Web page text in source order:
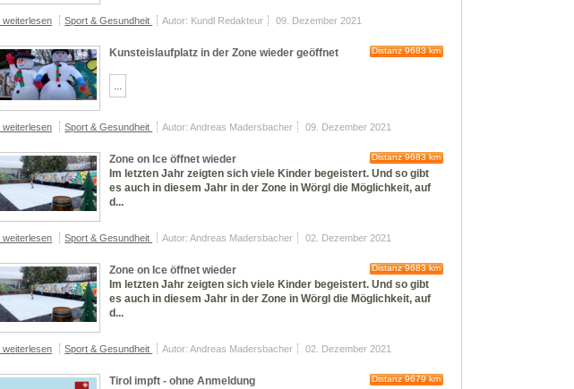
weiterlesen Sport & Gesundheit Autor: Kundl Redakteur 09. Dezember 2021
Kunsteislaufplatz in der Zone wieder geöffnet Distanz 9683 km
...
weiterlesen Sport & Gesundheit Autor: Andreas Madersbacher 09. Dezember 2021
Zone on Ice öffnet wieder Distanz 9683 km
Im letzten Jahr zeigten sich viele Kinder begeistert. Und so gibt
es auch in diesem Jahr in der Zone in Wörgl die Möglichkeit, auf
d...
weiterlesen Sport & Gesundheit Autor: Andreas Madersbacher 02. Dezember 2021
Zone on Ice öffnet wieder Distanz 9683 km
Im letzten Jahr zeigten sich viele Kinder begeistert. Und so gibt
es auch in diesem Jahr in der Zone in Wörgl die Möglichkeit, auf
d...
weiterlesen Sport & Gesundheit Autor: Andreas Madersbacher 02. Dezember 2021
Tirol impft - ohne Anmeldung Distanz 9679 km